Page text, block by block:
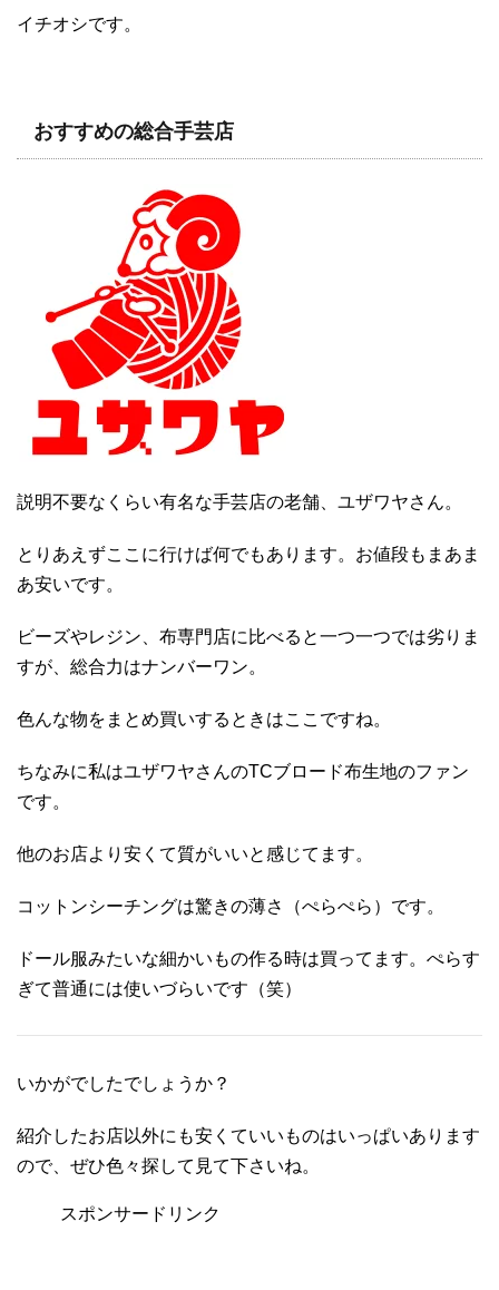
イチオシです。
おすすめの総合手芸店
説明不要なくらい有名な手芸店の老舗、ユザワヤさん。
とりあえずここに行けば何でもあります。お値段もまあま
あ安いです。
ビーズやレジン、布専門店に比べると一つ一つでは劣りま
すが、総合力はナンバーワン。
色んな物をまとめ買いするときはここですね。
ちなみに私はユザワヤさんのTCブロード布生地のファン
です。
他のお店より安くて質がいいと感じてます。
コットンシーチングは驚きの薄さ（ぺらぺら）です。
ドール服みたいな細かいもの作る時は買ってます。ぺらす
ぎて普通には使いづらいです（笑）
いかがでしたでしょうか？
紹介したお店以外にも安くていいものはいっぱいあります
ので、ぜひ色々探して見て下さいね。
スポンサードリンク